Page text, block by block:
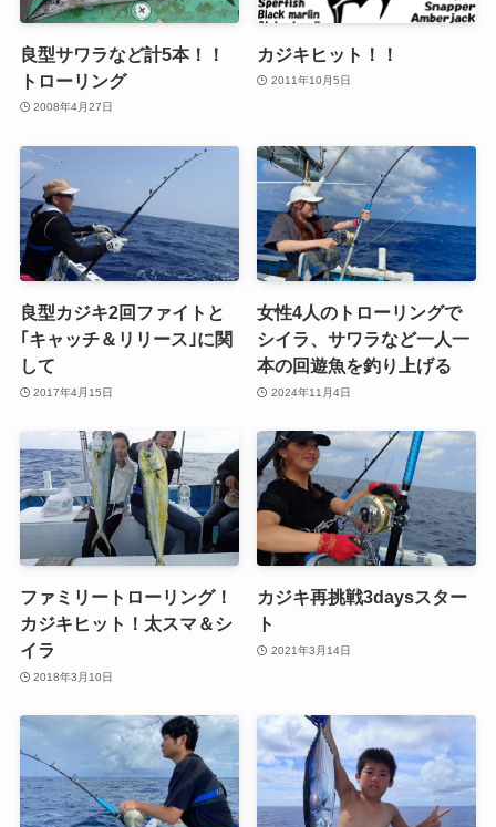
良型サワラなど計5本！！
トローリング
2008年4月27日
カジキヒット！！
2011年10月5日
良型カジキ2回ファイトと
｢キャッチ＆リリース｣に関
して
2017年4月15日
女性4人のトローリングで
シイラ、サワラなど一人一
本の回遊魚を釣り上げる
2024年11月4日
ファミリートローリング！
カジキヒット！太スマ＆シ
イラ
2018年3月10日
カジキ再挑戦3daysスター
ト
2021年3月14日